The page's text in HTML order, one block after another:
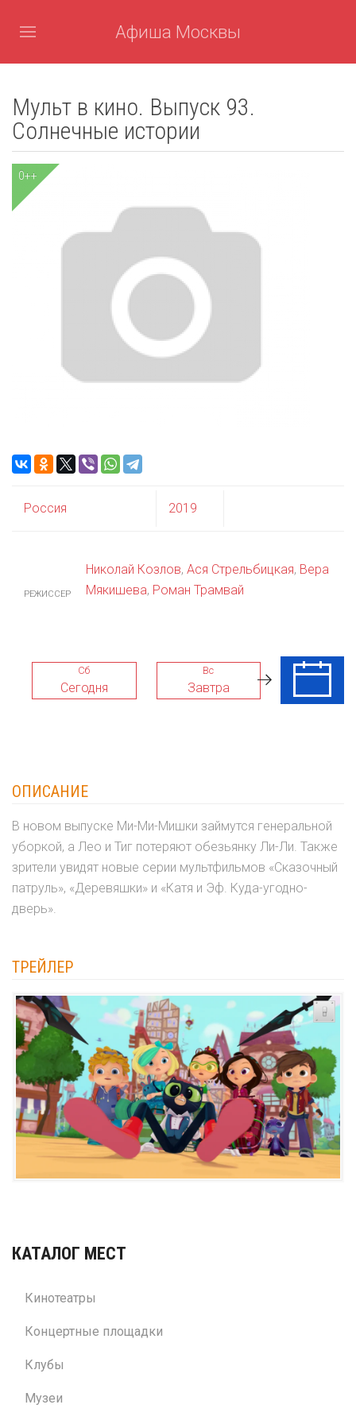
Афиша Москвы
Мульт в кино. Выпуск 93.
Солнечные истории
0++
Россия 2019
РЕЖИССЕР
Николай Козлов, Ася Стрельбицкая, Вера
Мякишева, Роман Трамвай
Сб
Сегодня
Вс
Завтра
Пн
ОПИСАНИЕ
В новом выпуске Ми-Ми-Мишки займутся генеральной
уборкой, а Лео и Тиг потеряют обезьянку Ли-Ли. Также
зрители увидят новые серии мультфильмов «Сказочный
патруль», «Деревяшки» и «Катя и Эф. Куда-угодно-
дверь».
ТРЕЙЛЕР
КАТАЛОГ МЕСТ
Кинотеатры
Концертные площадки
Клубы
Музеи